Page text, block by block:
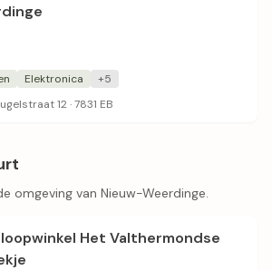
Elektronica
+5
12 · 7831 EB
omgeving van Nieuw-Weerdinge.
Het Valthermondse